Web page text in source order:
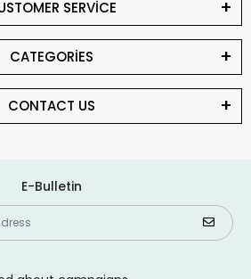
SERVİCE
CATEGORİES
CONTACT US
E-Bulletin